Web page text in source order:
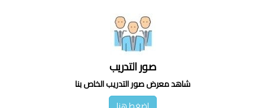
صور التدريب
شاهد معرض صور التدريب الخاص بنا